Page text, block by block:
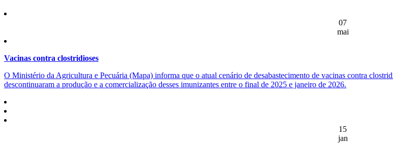
07
mai
Vacinas contra clostridioses
O Ministério da Agricultura e Pecuária (Mapa) informa que o atual cenário de desabastecimento de vacinas contra
descontinuaram a produção e a comercialização desses imunizantes entre o final de 2025 e janeiro de 2026.
15
jan